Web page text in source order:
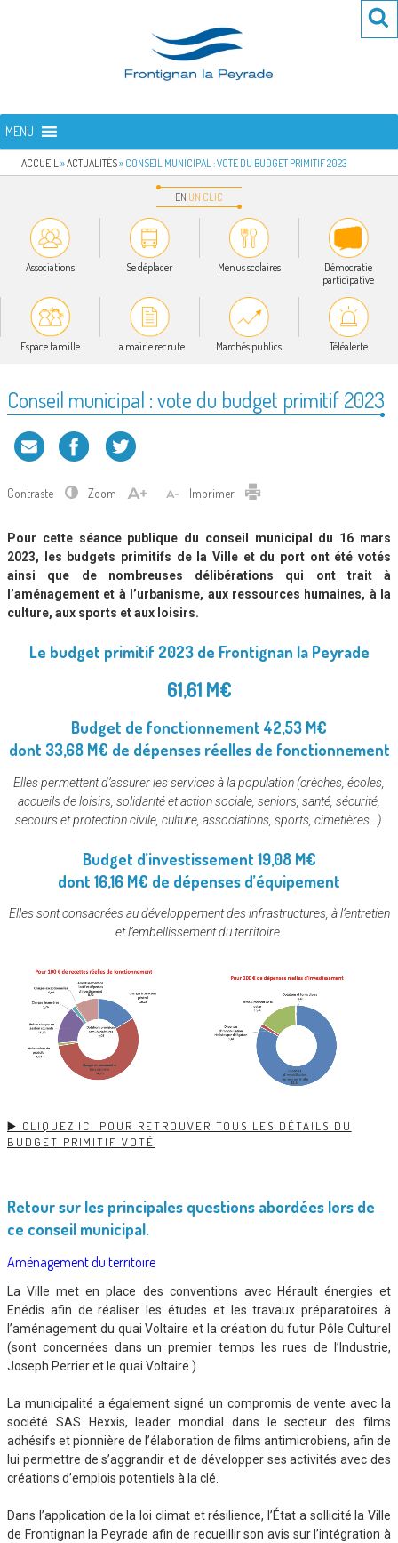
FRONTIGNAN LA PEYRADE
MENU
ACCUEIL »ACTUALITÉS» CONSEIL MUNICIPAL : VOTE DU BUDGET PRIMITIF 2023
EN UN CLIC
Associations Se déplacer Menus scolaires
Démocratie
participative
Espace famille La mairie recrute Marchés publics Téléalerte
Conseil municipal : vote du budget primitif 2023
Contraste Zoom Imprimer
Pour cette séance publique du conseil municipal du 16 mars
2023, les budgets primitifs de la Ville et du port ont été votés
ainsi que de nombreuses délibérations qui ont trait à
l’aménagement et à l’urbanisme, aux ressources humaines, à la
culture, aux sports et aux loisirs.
Le budget primitif 2023 de Frontignan la Peyrade
61,61 M€
Budget de fonctionnement 42,53 M€
dont 33,68 M€ de dépenses réelles de fonctionnement
Elles permettent d’assurer les services à la population (crèches, écoles,
accueils de loisirs, solidarité et action sociale, seniors, santé, sécurité,
secours et protection civile, culture, associations, sports, cimetières…).
Budget d’investissement 19,08 M€
dont 16,16 M€ de dépenses d’équipement
Elles sont consacrées au développement des infrastructures, à l’entretien
et l’embellissement du territoire
▶️ CLIQUEZ ICI POUR RETROUVER TOUS LES DÉTAILS DU
BUDGET PRIMITIF VOTÉ
Retour sur les principales questions abordées lors de
ce conseil municipal.
Aménagement du territoire
La Ville met en place des conventions avec Hérault énergies et
Enédis afin de réaliser les études et les travaux préparatoires à
l’aménagement du quai Voltaire et la création du futur Pôle Culturel
(sont concernées dans un premier temps les rues de l’Industrie,
Joseph Perrier et le quai Voltaire ).
La municipalité a également signé un compromis de vente avec la
société SAS Hexxis, leader mondial dans le secteur des films
adhésifs et pionnière de l’élaboration de films antimicrobiens, afin de
lui permettre de s’aggrandir et de développer ses activités avec des
créations d’emplois potentiels à la clé.
Dans l’application de la loi climat et résilience, l’État a sollicité la Ville
de Frontignan la Peyrade afin de recueillir son avis sur l’intégration à